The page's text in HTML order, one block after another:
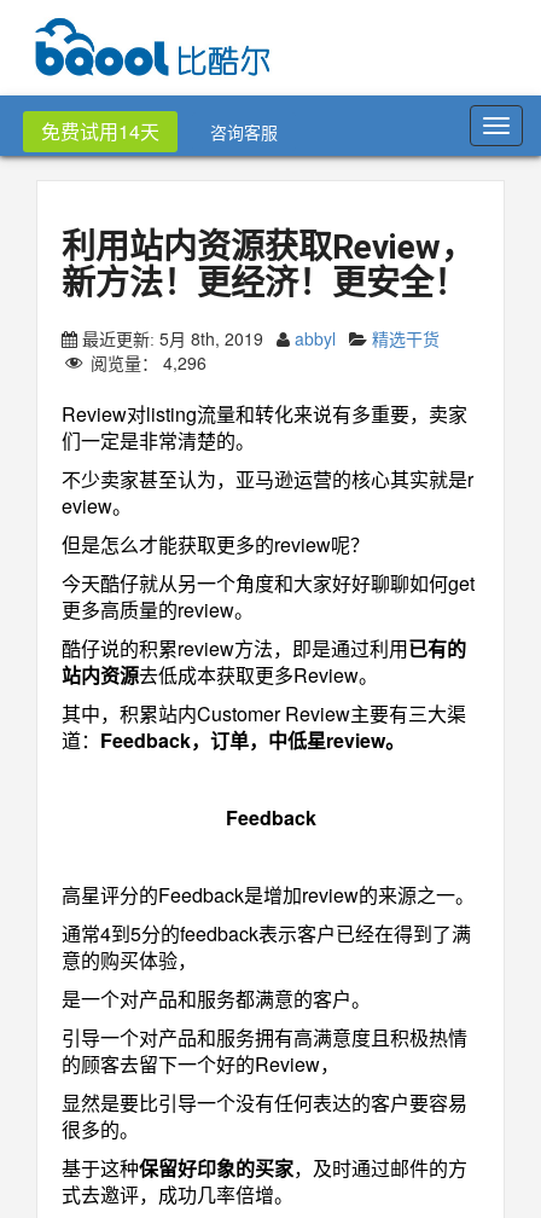
免费试用14天 咨询客服
利用站内资源获取Review，
新方法！更经济！更安全！
最近更新: 5月 8th, 2019 abbyl
精选干货
阅览量： 4,296
Review对listing流量和转化来说有多重要，卖家
们一定是非常清楚的。
不少卖家甚至认为，亚马逊运营的核心其实就是r
eview。
但是怎么才能获取更多的review呢？
今天酷仔就从另一个角度和大家好好聊聊如何get
更多高质量的review。
酷仔说的积累review方法，即是通过利用已有的
站内资源去低成本获取更多Review。
其中，积累站内Customer Review主要有三大渠
道： Feedback，订单，中低星review。
Feedback
高星评分的Feedback是增加review的来源之一。
通常4到5分的feedback表示客户已经在得到了满
意的购买体验，
是一个对产品和服务都满意的客户。
引导一个对产品和服务拥有高满意度且积极热情
的顾客去留下一个好的Review，
显然是要比引导一个没有任何表达的客户要容易
很多的。
基于这种保留好印象的买家，及时通过邮件的方
式去邀评，成功几率倍增。